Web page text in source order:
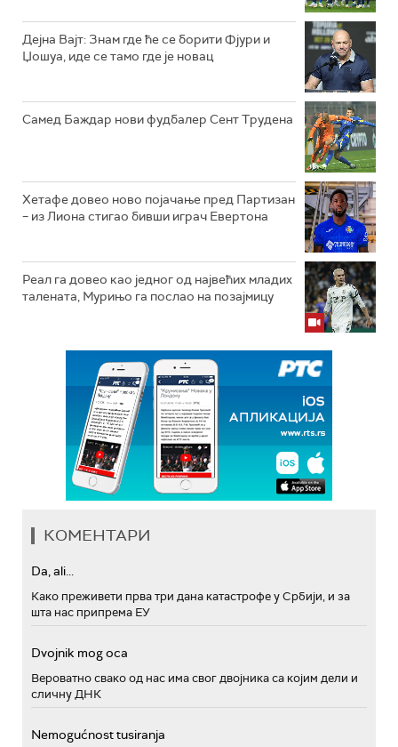
Дејна Вајт: Знам где ће се борити Фјури и
Џошуа, иде се тамо где је новац
Самед Баждар нови фудбалер Сент Трудена
Хетафе довео ново појачање пред Партизан
– из Лиона стигао бивши играч Евертона
Реал га довео као једног од највећих младих
талената, Мурињо га послао на позајмицу
КОМЕНТАРИ
Da, ali...
Како преживети прва три дана катастрофе у Србији, и за
шта нас припрема ЕУ
Dvojnik mog oca
Вероватно свако од нас има свог двојника са којим дели и
сличну ДНК
Nemogućnost tusiranja